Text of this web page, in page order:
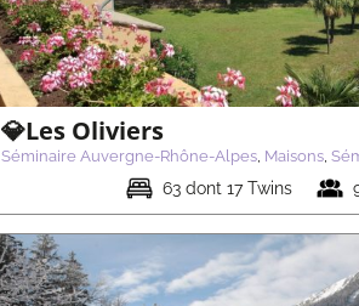
💎Les Oliviers
Séminaire Auvergne-Rhône-Alpes, Maisons,
63 dont 17 Twins
Séminaire Auvergne-Rhône-Alpes Maisons